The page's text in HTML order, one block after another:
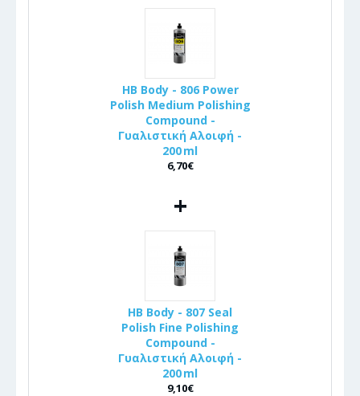
HB Body - 806 Power
Polish Medium Polishing
Compound -
Γυαλιστική Αλοιφή -
200 ml
6,70€
+
HB Body - 807 Seal
Polish Fine Polishing
Compound -
Γυαλιστική Αλοιφή -
200 ml
9,10€